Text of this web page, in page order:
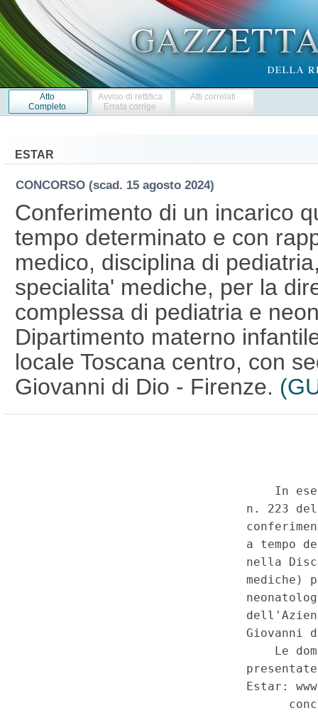
Atto
Completo
Avviso di rettifica
Errata corrige
Atti correlati
ESTAR
CONCORSO (scad. 15 agosto 2024)
Conferimento di un incarico
tempo determinato e con
medico, disciplina di
specialita' mediche, per la
complessa di pediatria e
Dipartimento materno
locale Toscana centro, con
Giovanni di Dio - Firenze.